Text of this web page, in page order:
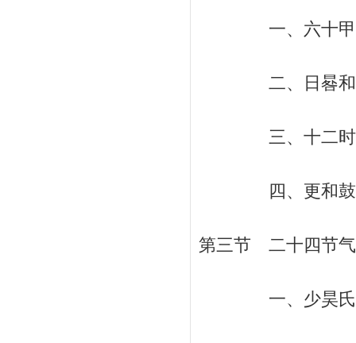
一、六十甲
二、日晷和
三、十二时
四、更和鼓
第三节 二十四节
一、少昊氏